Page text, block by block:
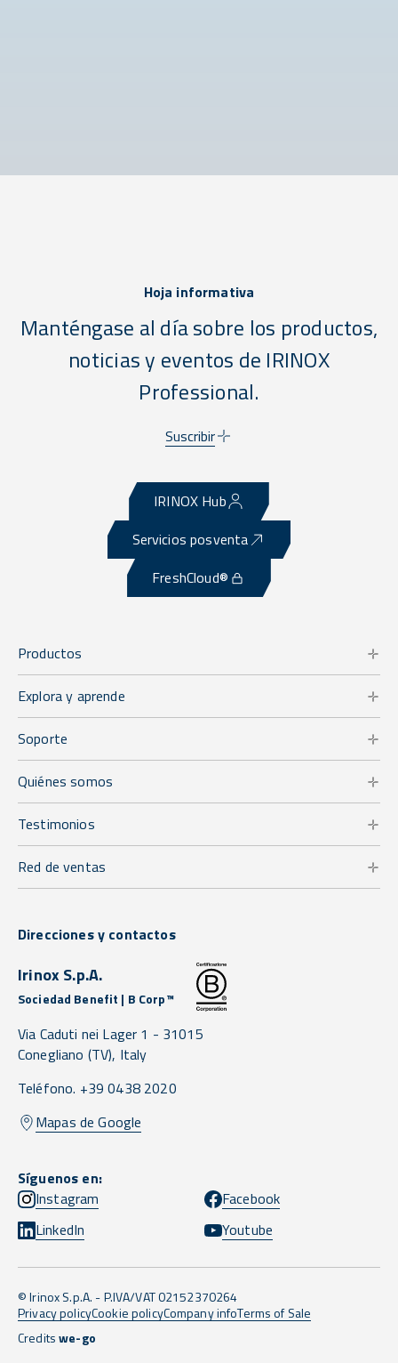
Hoja informativa
Manténgase al día sobre los productos,
noticias y eventos de IRINOX
Professional.
Suscribir
IRINOX Hub
Servicios posventa
FreshCloud®
Productos
Explora y aprende
Soporte
Quiénes somos
Testimonios
Red de ventas
Direcciones y contactos
Irinox S.p.A.
Sociedad Benefit | B Corp™
Via Caduti nei Lager 1 - 31015
Conegliano (TV), Italy
Teléfono. +39 0438 2020
Mapas de Google
Síguenos en:
Instagram
Facebook
LinkedIn
Youtube
© Irinox S.p.A. - P.IVA/VAT 02152370264
Privacy policyCookie policyCompany infoTerms of Sale
Creditswe-go